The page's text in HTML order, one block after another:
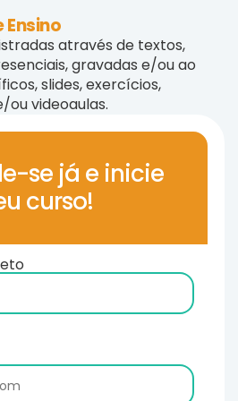
através de textos,
gravadas e/ou ao
slides, exercícios,
videoaulas.
se já e inicie
curso!